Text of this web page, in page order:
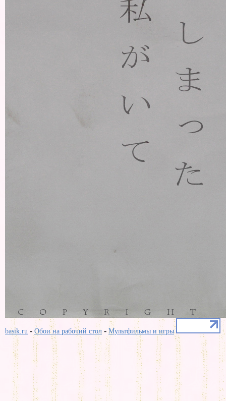
basik.ru - Обои на рабочий стол - Мультфильмы и игры